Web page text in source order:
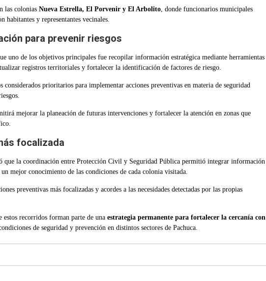
las colonias Nueva Estrella, El Porvenir y El Arbolito, donde funcionarios municipales
habitantes y representantes vecinales.
para prevenir riesgos
uno de los objetivos principales fue recopilar información estratégica mediante herramientas
registros territoriales y fortalecer la identificación de factores de riesgo.
considerados prioritarios para implementar acciones preventivas en materia de seguridad
mejorar la planeación de futuras intervenciones y fortalecer la atención en zonas que
focalizada
que la coordinación entre Protección Civil y Seguridad Pública permitió integrar información
mejor conocimiento de las condiciones de cada colonia visitada.
preventivas más focalizadas y acordes a las necesidades detectadas por las propias
estos recorridos forman parte de una estrategia permanente para fortalecer la cercanía con
de seguridad y prevención en distintos sectores de Pachuca.